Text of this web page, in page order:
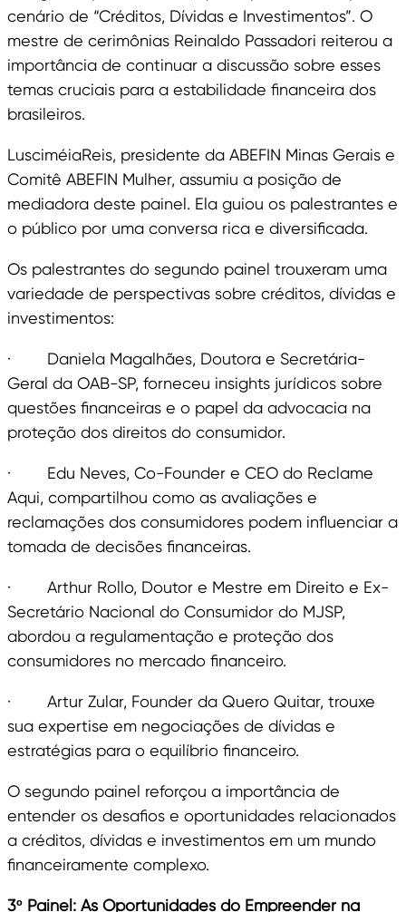
cenário de “Créditos, Dívidas e Investimentos”. O
mestre de cerimônias Reinaldo Passadori reiterou a
importância de continuar a discussão sobre esses
temas cruciais para a estabilidade financeira dos
brasileiros.
LusciméiaReis, presidente da ABEFIN Minas Gerais e
Comitê ABEFIN Mulher, assumiu a posição de
mediadora deste painel. Ela guiou os palestrantes e
o público por uma conversa rica e diversificada.
Os palestrantes do segundo painel trouxeram uma
variedade de perspectivas sobre créditos, dívidas e
investimentos:
· Daniela Magalhães, Doutora e Secretária-
Geral da OAB-SP, forneceu insights jurídicos sobre
questões financeiras e o papel da advocacia na
proteção dos direitos do consumidor.
· Edu Neves, Co-Founder e CEO do Reclame
Aqui, compartilhou como as avaliações e
reclamações dos consumidores podem influenciar a
tomada de decisões financeiras.
· Arthur Rollo, Doutor e Mestre em Direito e Ex-
Secretário Nacional do Consumidor do MJSP,
abordou a regulamentação e proteção dos
consumidores no mercado financeiro.
· Artur Zular, Founder da Quero Quitar, trouxe
sua expertise em negociações de dívidas e
estratégias para o equilíbrio financeiro.
O segundo painel reforçou a importância de
entender os desafios e oportunidades relacionados
a créditos, dívidas e investimentos em um mundo
financeiramente complexo.
3º Painel: As Oportunidades do Empreender na